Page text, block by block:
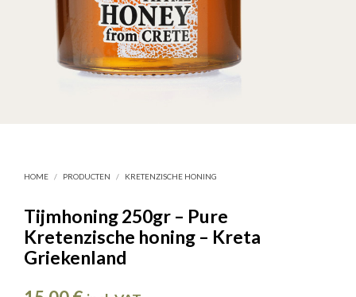
HOME / PRODUCTEN / KRETENZISCHE HONING
Tijmhoning 250gr – Pure
Kretenzische honing – Kreta
Griekenland